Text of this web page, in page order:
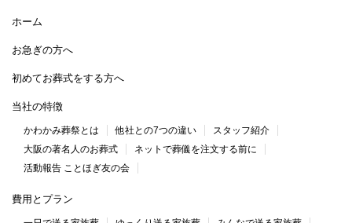
ホーム
お急ぎの方へ
初めてお葬式をする方へ
当社の特徴
かわかみ葬祭とは 他社との7つの違い
スタッフ紹介
大阪の著名人のお葬式
ネットで葬儀を注文する前に
活動報告 ことほぎ友の会
費用とプラン